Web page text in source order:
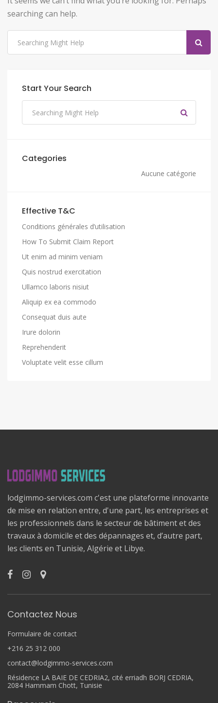
searching can help.
Start Your Search
Categories
Aucune catégorie
Effective T&C
Conditions générales d’utilisation
How To Submit Claim Report
Ut enim ad minim veniam
Quis nostrud exercitation
Ullamco laboris nisiut
Aliquip ex ea commodo
Consequat duis aute
Irure dolorin
Reprehenderit
Voluptate velit esse cillum
lodgimmo-services.com c'est une plateforme innovante
de mise en relation entre, d'une part, les entreprises et
les professionnels dans le secteur de bâtiment et des
travaux à domicile et des dépannages et, d’autre part,
les clients en Tunisie, Algérie et Libye.
Contactez Nous
Formulaire de contact
+216 25 312 000
contact@lodgimmo-services.com
Résidence LA BAIE DE CEDRIA2, cité erriadh BORJ CEDRIA,
2084 Hammam Chott, Tunisie